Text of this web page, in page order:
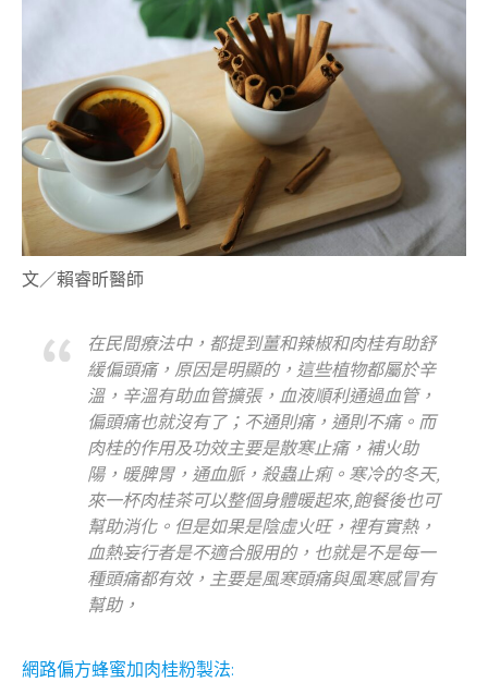
文／賴睿昕醫師
在民間療法中，都提到薑和辣椒和肉桂有助舒
緩偏頭痛，原因是明顯的，這些植物都屬於辛
溫，辛溫有助血管擴張，血液順利通過血管，
偏頭痛也就沒有了；不通則痛，通則不痛。而
肉桂的作用及功效主要是散寒止痛，補火助
陽，暖脾胃，通血脈，殺蟲止痢。寒冷的冬天,
來一杯肉桂茶可以整個身體暖起來,飽餐後也可
幫助消化。但是如果是陰虛火旺，裡有實熱，
血熱妄行者是不適合服用的，也就是不是每一
種頭痛都有效，主要是風寒頭痛與風寒感冒有
幫助，
網路偏方蜂蜜加肉桂粉製法: